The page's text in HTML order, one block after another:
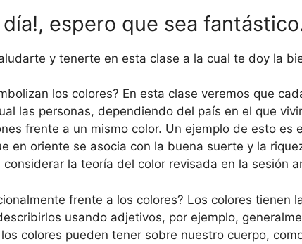
día!, espero que sea
y tenerte en esta clase a la cual te doy la
los colores? En esta clase veremos que
las personas, dependiendo del país en el que
frente a un mismo color. Un ejemplo de esto
en oriente se asocia con la buena suerte y la
la teoría del color revisada en la sesión
frente a los colores? Los colores tienen
usando adjetivos, por ejemplo,
colores pueden tener sobre nuestro cuerpo,